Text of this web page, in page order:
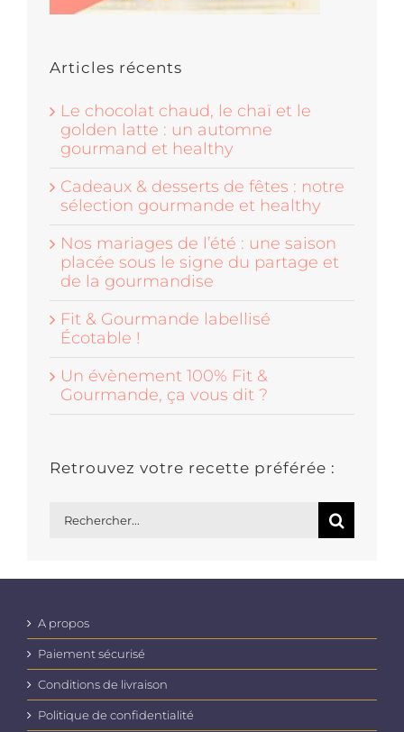
Articles récents
Le chocolat chaud, le chaï et le
golden latte : un automne
gourmand et healthy
Cadeaux & desserts de fêtes : notre
sélection gourmande et healthy
Nos mariages de l’été : une saison
placée sous le signe du partage et
de la gourmandise
Fit & Gourmande labellisé
Écotable !
Un évènement 100% Fit &
Gourmande, ça vous dit ?
Retrouvez votre recette préférée :
A propos
Paiement sécurisé
Conditions de livraison
Politique de confidentialité